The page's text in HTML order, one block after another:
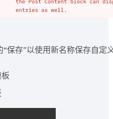
保存”以使用新名称保存自定